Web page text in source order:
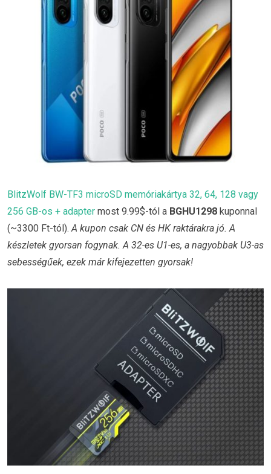
BlitzWolf BW-TF3 microSD memóriakártya 32, 64, 128 vagy
256 GB-os + adapter most 9.99$-tól a BGHU1298 kuponnal
(~3300 Ft-tól). A kupon csak CN és HK raktárakra jó. A
készletek gyorsan fogynak. A 32-es U1-es, a nagyobbak U3-as
sebességűek, ezek már kifejezetten gyorsak!